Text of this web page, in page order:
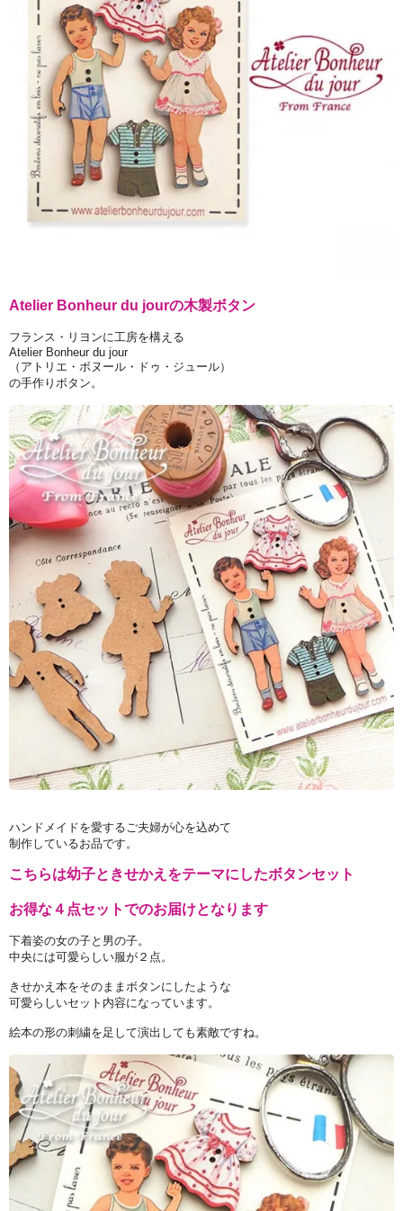
Atelier Bonheur du jourの木製ボタン
フランス・リヨンに工房を構える
Atelier Bonheur du jour
（アトリエ・ボヌール・ドゥ・ジュール）
の手作りボタン。
ハンドメイドを愛するご夫婦が心を込めて
制作しているお品です。
こちらは幼子ときせかえをテーマにしたボタンセット
お得な４点セットでのお届けとなります
下着姿の女の子と男の子。
中央には可愛らしい服が２点。
きせかえ本をそのままボタンにしたような
可愛らしいセット内容になっています。
絵本の形の刺繍を足して演出しても素敵ですね。